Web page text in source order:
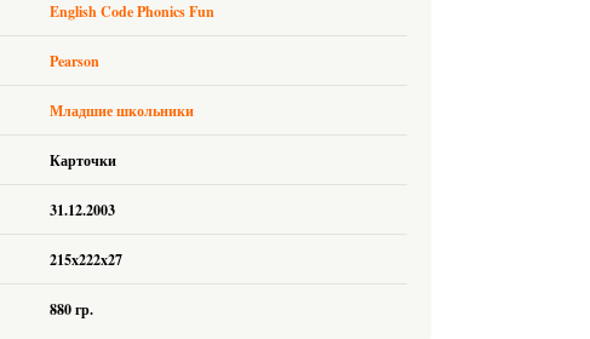
English Code Phonics Fun
Pearson
Младшие школьники
Карточки
31.12.2003
215x222x27
880 гр.